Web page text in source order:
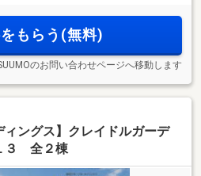
もらう(無料)
のお問い合わせページへ移動します
ィングス】クレイドルガーデ
３ 全２棟